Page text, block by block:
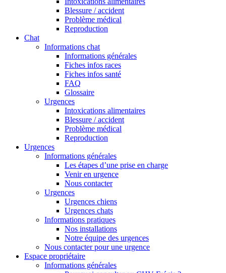
Blessure / accident
Problème médical
Reproduction
Chat
Informations chat
Informations générales
Fiches infos races
Fiches infos santé
FAQ
Glossaire
Urgences
Intoxications alimentaires
Blessure / accident
Problème médical
Reproduction
Urgences
Informations générales
Les étapes d’une prise en charge
Venir en urgence
Nous contacter
Urgences
Urgences chiens
Urgences chats
Informations pratiques
Nos installations
Notre équipe des urgences
Nous contacter pour une urgence
Espace propriétaire
Informations générales